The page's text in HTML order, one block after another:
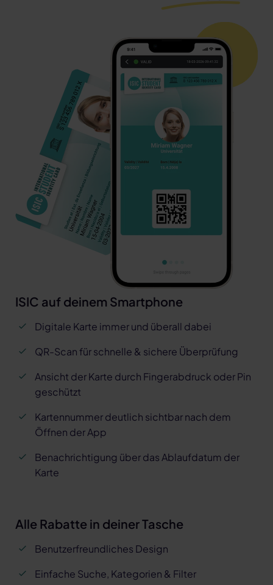
ISIC auf deinem Smartphone
Digitale Karte immer und überall dabei
QR-Scan für schnelle & sichere Überprüfung
Ansicht der Karte durch Fingerabdruck oder Pin
geschützt
Kartennummer deutlich sichtbar nach dem
Öffnen der App
Benachrichtigung über das Ablaufdatum der
Karte
Alle Rabatte in deiner Tasche
Benutzerfreundliches Design
Einfache Suche, Kategorien & Filter